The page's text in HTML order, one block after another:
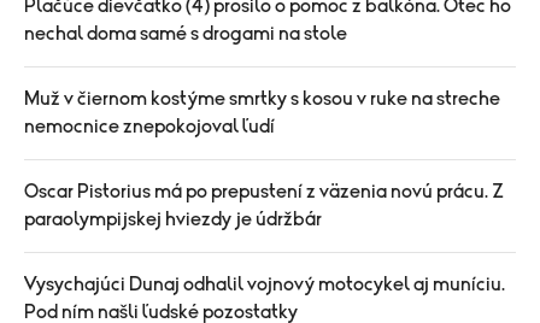
Plačúce dievčatko (4) prosilo o pomoc z balkóna. Otec ho
nechal doma samé s drogami na stole
Muž v čiernom kostýme smrtky s kosou v ruke na streche
nemocnice znepokojoval ľudí
Oscar Pistorius má po prepustení z väzenia novú prácu. Z
paraolympijskej hviezdy je údržbár
Vysychajúci Dunaj odhalil vojnový motocykel aj muníciu.
Pod ním našli ľudské pozostatky